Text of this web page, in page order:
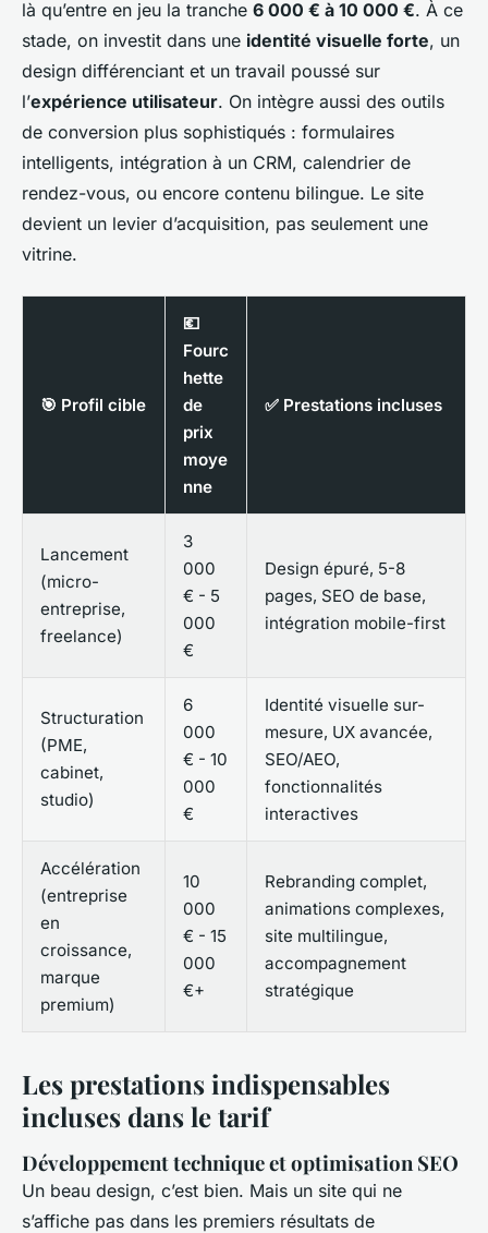
là qu’entre en jeu la tranche 6 000 € à 10 000 €. À ce
stade, on investit dans une identité visuelle forte, un
design différenciant et un travail poussé sur
l’expérience utilisateur. On intègre aussi des outils
de conversion plus sophistiqués : formulaires
intelligents, intégration à un CRM, calendrier de
rendez-vous, ou encore contenu bilingue. Le site
devient un levier d’acquisition, pas seulement une
vitrine.
🎯 Profil cible
💶
Fourc
hette
de
prix
moye
nne
✅ Prestations incluses
Lancement
(micro-
entreprise,
freelance)
3
000
€ - 5
000
€
Design épuré, 5-8
pages, SEO de base,
intégration mobile-first
Structuration
(PME,
cabinet,
studio)
6
000
€ - 10
000
€
Identité visuelle sur-
mesure, UX avancée,
SEO/AEO,
fonctionnalités
interactives
Accélération
(entreprise
en
croissance,
marque
premium)
10
000
€ - 15
000
€+
Rebranding complet,
animations complexes,
site multilingue,
accompagnement
stratégique
Les prestations indispensables
incluses dans le tarif
Développement technique et optimisation SEO
Un beau design, c’est bien. Mais un site qui ne
s’affiche pas dans les premiers résultats de